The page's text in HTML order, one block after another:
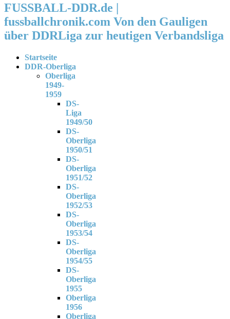
FUSSBALL-DDR.de |
fussballchronik.com Von den Gauligen
über DDRLiga zur heutigen Verbandsliga
Startseite
DDR-Oberliga
Oberliga
1949-
1959
DS-
Liga
1949/50
DS-
Oberliga
1950/51
DS-
Oberliga
1951/52
DS-
Oberliga
1952/53
DS-
Oberliga
1953/54
DS-
Oberliga
1954/55
DS-
Oberliga
1955
Oberliga
1956
Oberliga